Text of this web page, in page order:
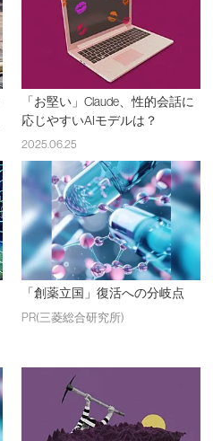
「お堅い」Claude、性的会話に
応じやすいAIモデルは？
2025.06.25
「創薬立国」復活への分岐点
PR(三菱総合研究所)